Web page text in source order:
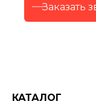
Заказать
КАТАЛОГ